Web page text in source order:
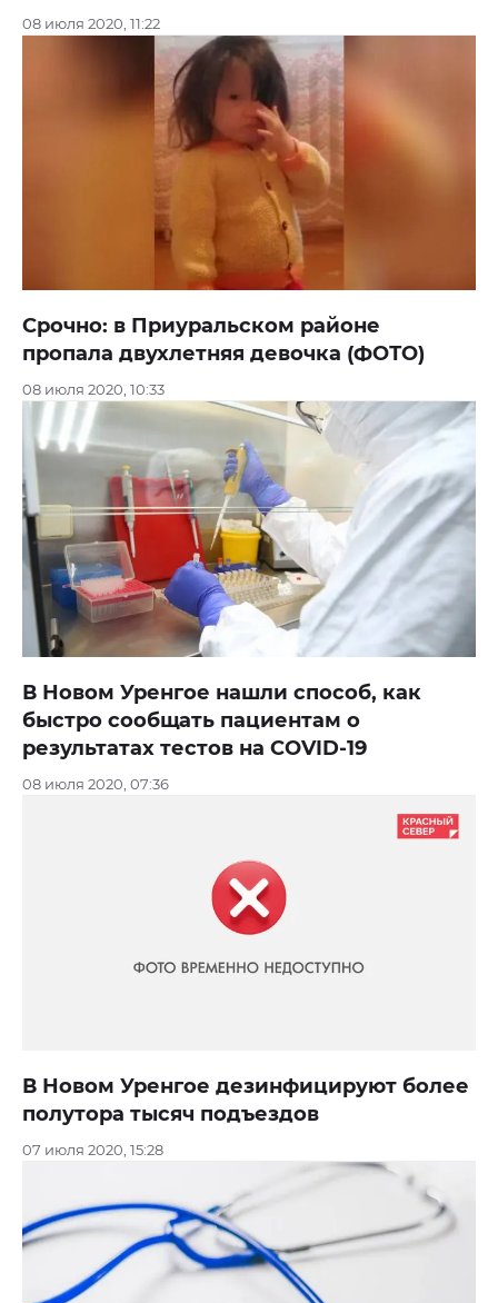
08 июля 2020, 11:22
Срочно: в Приуральском районе
пропала двухлетняя девочка (ФОТО)
08 июля 2020, 10:33
В Новом Уренгое нашли способ, как
быстро сообщать пациентам о
результатах тестов на COVID-19
08 июля 2020, 07:36
В Новом Уренгое дезинфицируют более
полутора тысяч подъездов
07 июля 2020, 15:28